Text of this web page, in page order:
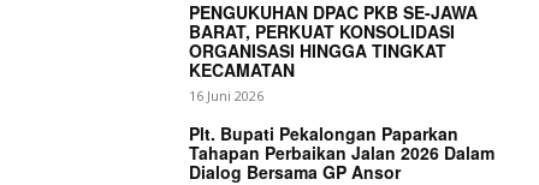
PENGUKUHAN DPAC PKB SE-JAWA
BARAT, PERKUAT KONSOLIDASI
ORGANISASI HINGGA TINGKAT
KECAMATAN
16 Juni 2026
Plt. Bupati Pekalongan Paparkan
Tahapan Perbaikan Jalan 2026 Dalam
Dialog Bersama GP Ansor